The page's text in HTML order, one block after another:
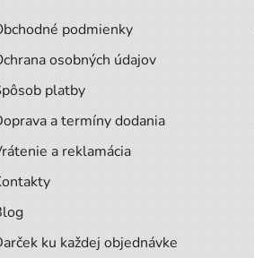
podmienky
osobných údajov
platby
a termíny dodania
a reklamácia
ku každej objednávke